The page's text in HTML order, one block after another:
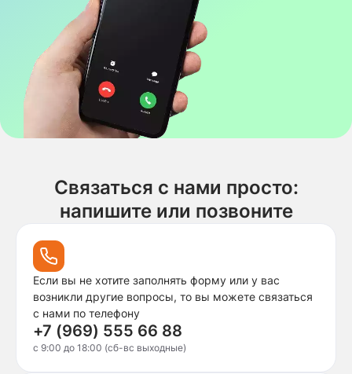
Связаться с нами просто:
напишите или позвоните
Если вы не хотите заполнять форму или у вас
возникли другие вопросы, то вы можете связаться
с нами по телефону
+7 (969) 555 66 88
c 9:00 до 18:00 (сб-вс выходные)